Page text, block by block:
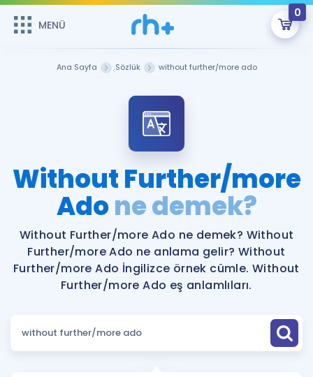
MENÜ
0
Şifremi Hatırlamıyorum
Sepetin Şu An Boş.
Remzi Hoca ile seni sınava hazırlayacak onlarca eğitim seni
bekliyor!
MENÜ
Katılımcı Görüşleri
Faydalı Araçlar
Ücretsiz Kaynaklar
Puan Hesaplama
Blog
İngilizce Gramer
Hakkımızda
Kariyer
Ana Sayfa Sözlük without further/more ado
Without Further/more
Adone demek?
Without Further/more Ado ne demek? Without
Further/more Ado ne anlama gelir? Without
Further/more Ado İngilizce örnek cümle. Without
Further/more Ado eş anlamlıları.